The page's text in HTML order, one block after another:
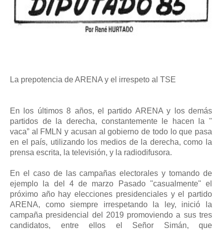
La prepotencia de ARENA y el irrespeto al TSE
En los últimos 8 años, el partido ARENA y los demás
partidos de la derecha, constantemente le hacen la "
vaca” al FMLN y acusan al gobierno de todo lo que pasa
en el país, utilizando los medios de la derecha, como la
prensa escrita, la televisión, y la radiodifusora.
En el caso de las campañas electorales y tomando de
ejemplo la del 4 de marzo Pasado "casualmente" el
próximo año hay elecciones presidenciales y el partido
ARENA, como siempre irrespetando la ley, inició la
campaña presidencial del 2019 promoviendo a sus tres
candidatos, entre ellos el Señor Simán, que